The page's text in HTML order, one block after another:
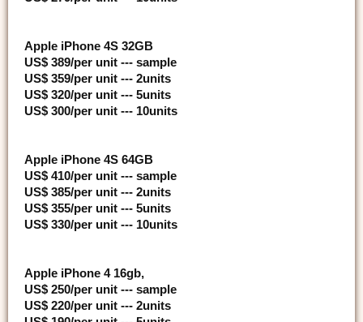
Apple iPhone 4S 32GB
US$ 389/per unit --- sample
US$ 359/per unit --- 2units
US$ 320/per unit --- 5units
US$ 300/per unit --- 10units
Apple iPhone 4S 64GB
US$ 410/per unit --- sample
US$ 385/per unit --- 2units
US$ 355/per unit --- 5units
US$ 330/per unit --- 10units
Apple iPhone 4 16gb,
US$ 250/per unit --- sample
US$ 220/per unit --- 2units